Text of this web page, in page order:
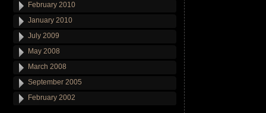
February 2010
January 2010
July 2009
May 2008
March 2008
September 2005
February 2002